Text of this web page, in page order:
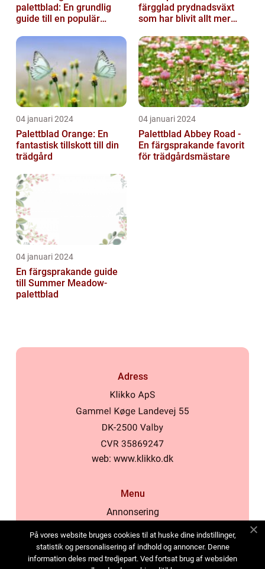
palettblad: En grundlig
guide till en populär
färgglad prydnadsväxt
som har blivit allt mer
trädgårdsentusias...
04 januari 2024
Palettblad Orange: En
fantastisk tillskott till din
trädgård
04 januari 2024
Palettblad Abbey Road -
En färgsprakande favorit
för trädgårdsmästare
04 januari 2024
En färgsprakande guide
till Summer Meadow-
palettblad
Adress
web: www.klikko.dk
Menu
Annonsering
Cookies
Kontakta oss
På vores website bruges cookies til at huske dine indstillinger,
statistik og personalisering af indhold og annoncer. Denne
information deles med tredjepart. Ved fortsat brug af websiden